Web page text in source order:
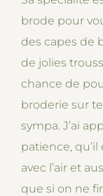
brode pour
des capes de
de jolies
chance de
broderie sur
sympa. J’ai
patience,
avec l’air et
que si on ne